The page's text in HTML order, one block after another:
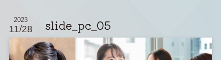
slide_pc_05
2023
11/28